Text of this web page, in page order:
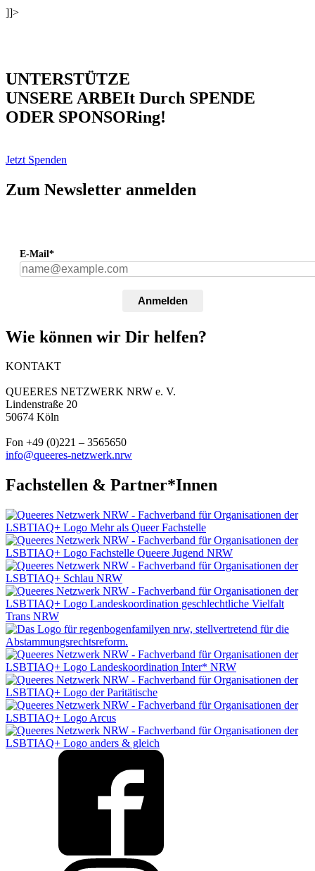
]]>
UNTERSTÜTZE
UNSERE ARBEIt Durch SPENDE
ODER SPONSORing!
Jetzt Spenden
Zum Newsletter anmelden
E-Mail*
Anmelden
Wie können wir Dir helfen?
KONTAKT
QUEERES NETZWERK NRW e. V.
Lindenstraße 20
50674 Köln
Fon +49 (0)221 – 3565650
info@queeres-netzwerk.nrw
Fachstellen & Partner*Innen